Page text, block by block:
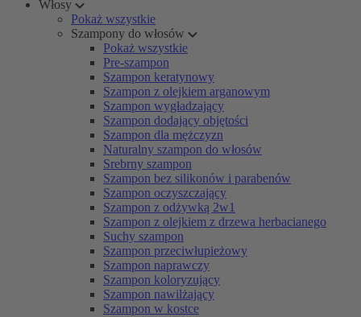
Włosy
Pokaż wszystkie
Szampony do włosów
Pokaż wszystkie
Pre-szampon
Szampon keratynowy
Szampon z olejkiem arganowym
Szampon wygładzający
Szampon dodający objętości
Szampon dla mężczyzn
Naturalny szampon do włosów
Srebrny szampon
Szampon bez silikonów i parabenów
Szampon oczyszczający
Szampon z odżywką 2w1
Szampon z olejkiem z drzewa herbacianego
Suchy szampon
Szampon przeciwłupieżowy
Szampon naprawczy
Szampon koloryzujący
Szampon nawilżający
Szampon w kostce